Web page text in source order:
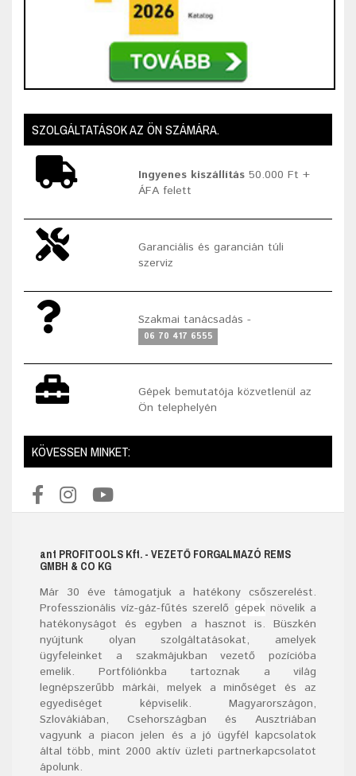
SZOLGÁLTATÁSOK AZ ÖN SZÁMÁRA.
Ingyenes kiszállítás 50.000 Ft +
ÁFA felett
Garanciális és garancián túli
szerviz
Szakmai tanácsadás -
06 70 417 6555
Gépek bemutatója közvetlenül az
Ön telephelyén
KÖVESSEN MINKET:
ant PROFITOOLS Kft. - VEZETŐ FORGALMAZÓ REMS
GMBH & CO KG
Már 30 éve támogatjuk a hatékony csőszerelést.
Professzionális víz-gáz-fűtés szerelő gépeknövelik a
hatékonyságot és egyben a hasznot is. Büszkén
nyújtunk olyan szolgáltatásokat, amelyek
ügyfeleinket a szakmájukban vezető pozícióba
emelik. Portfóliónkba tartoznak a világ
legnépszerűbb márkái, melyek a minőséget és az
egyediséget képviselik. Magyarországon,
Szlovákiában, Csehországban és Ausztriában
vagyunk a piacon jelen és a jó ügyfél kapcsolatok
által több, mint 2000 aktív üzleti partnerkapcsolatot
ápolunk.